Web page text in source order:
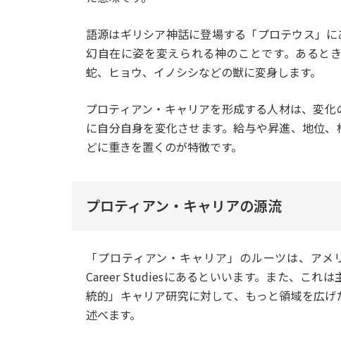
語源はギリシア神話に登場する「プロテウス」
幻自在に姿を変えられる神のことです。あると
蛇、ヒョウ、イノシシなどの獣に変身します。
プロティアン・キャリアを形成する人材は、変
に自分自身を変化させます。給与や昇進、地位
どに重きを置くのが特徴です。
プロティアン・キャリアの源流
「プロティアン・キャリア」のルーツは、ア
Career Studiesにあるといいます。また、これ
統的」キャリア研究に対して、もっと領域を広
述べます。